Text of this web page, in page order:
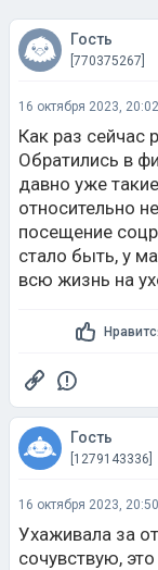
Гость
[770375267]
16 октября 2023, 20:02
Как раз сейчас
Обратились в
давно уже
относительно
посещение
стало быть, у
всю жизнь на
Гость
[1279143336]
16 октября 2023, 20:50
Ухаживала за
сочувствую,